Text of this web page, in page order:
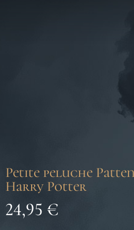
Petite peluche
Harry Potter
24,95 €